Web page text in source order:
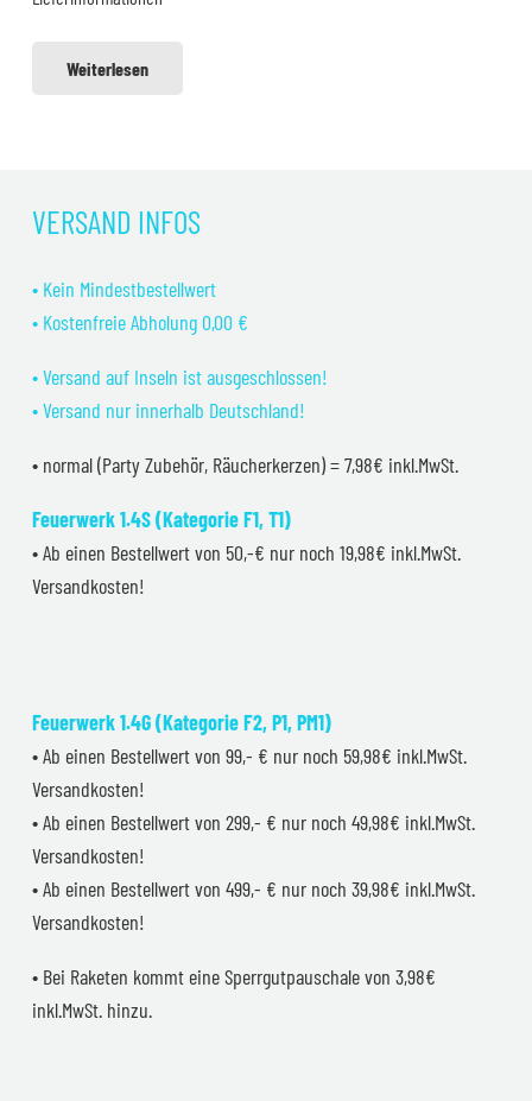
Weiterlesen
VERSAND INFOS
• Kein Mindestbestellwert
• Kostenfreie Abholung 0,00 €
• Versand auf Inseln ist ausgeschlossen!
• Versand nur innerhalb Deutschland!
• normal (Party Zubehör, Räucherkerzen) = 7,98€ inkl.MwSt.
Feuerwerk 1.4S (Kategorie F1, T1)
• Ab einen Bestellwert von 50,-€ nur noch 19,98€ inkl.MwSt.
Versandkosten!
Feuerwerk 1.4G (Kategorie F2, P1, PM1)
• Ab einen Bestellwert von 99,- € nur noch 59,98€ inkl.MwSt.
Versandkosten!
• Ab einen Bestellwert von 299,- € nur noch 49,98€ inkl.MwSt.
Versandkosten!
• Ab einen Bestellwert von 499,- € nur noch 39,98€ inkl.MwSt.
Versandkosten!
• Bei Raketen kommt eine Sperrgutpauschale von 3,98€
inkl.MwSt. hinzu.